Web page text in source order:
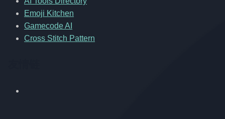
Emoji Kitchen
Gamecode AI
Cross Stitch Pattern